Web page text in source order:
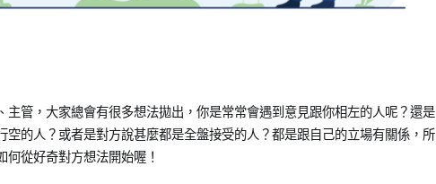
主管，大家總會有很多想法拋出，你是常常會遇到意見跟你相左的人呢？還是
空的人？或者是對方說甚麼都是全盤接受的人？都是跟自己的立場有關係，所
從好奇對方想法開始喔！